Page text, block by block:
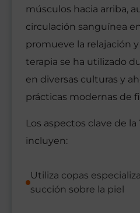
músculos hacia arriba,
circulación sanguínea
promueve la relajación y
terapia se ha utilizado
en diversas culturas y
prácticas modernas de
Los aspectos clave de la
incluyen:
Utiliza copas
succión sobre la piel